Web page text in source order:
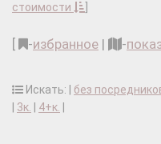
стоимости
-избранное | -
Искать: | без
3к. 4+к.